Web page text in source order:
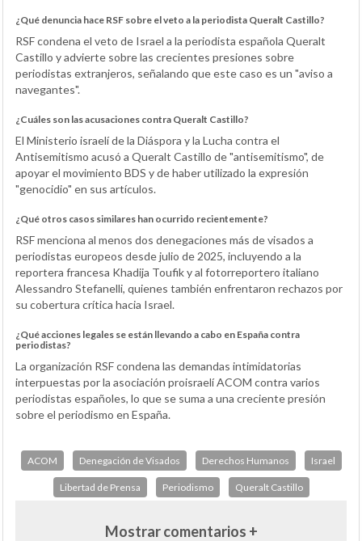
¿Qué denuncia hace RSF sobre el veto a la periodista Queralt Castillo?
RSF condena el veto de Israel a la periodista española Queralt
Castillo y advierte sobre las crecientes presiones sobre
periodistas extranjeros, señalando que este caso es un "aviso a
navegantes".
¿Cuáles son las acusaciones contra Queralt Castillo?
El Ministerio israelí de la Diáspora y la Lucha contra el
Antisemitismo acusó a Queralt Castillo de "antisemitismo", de
apoyar el movimiento BDS y de haber utilizado la expresión
"genocidio" en sus artículos.
¿Qué otros casos similares han ocurrido recientemente?
RSF menciona al menos dos denegaciones más de visados a
periodistas europeos desde julio de 2025, incluyendo a la
reportera francesa Khadija Toufik y al fotorreportero italiano
Alessandro Stefanelli, quienes también enfrentaron rechazos por
su cobertura crítica hacia Israel.
¿Qué acciones legales se están llevando a cabo en España contra
periodistas?
La organización RSF condena las demandas intimidatorias
interpuestas por la asociación proisraelí ACOM contra varios
periodistas españoles, lo que se suma a una creciente presión
sobre el periodismo en España.
ACOM Denegación de Visados Derechos Humanos Israel
Libertad de Prensa Periodismo Queralt Castillo
Mostrar comentarios +